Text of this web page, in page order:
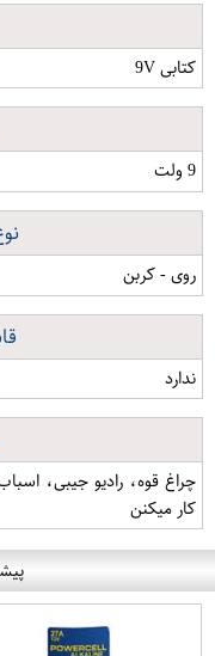
کتابی 9V
9 ولت
روی - کربن
ندارد
کار میکنن